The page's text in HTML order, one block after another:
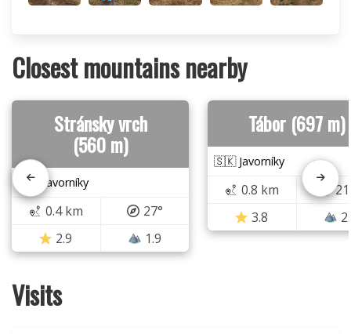
Closest mountains nearby
Stránsky vrch
(560 m)
🇸🇰 Javorníky
0.4 km
27°
2.9
1.9
Tábor (697 m)
🇸🇰 Javorníky
0.8 km
3.8
Visits